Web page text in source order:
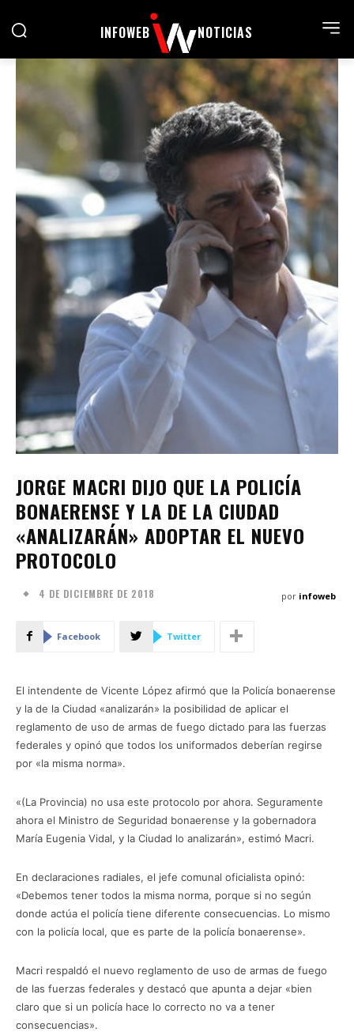
INFOWEB NOTICIAS
JORGE MACRI DIJO QUE LA POLICÍA
BONAERENSE Y LA DE LA CIUDAD
«ANALIZARÁN» ADOPTAR EL NUEVO
PROTOCOLO
4 DE DICIEMBRE DE 2018 por infoweb
Facebook Twitter
El intendente de Vicente López afirmó que la Policía bonaerense
y la de la Ciudad «analizarán» la posibilidad de aplicar el
reglamento de uso de armas de fuego dictado para las fuerzas
federales y opinó que todos los uniformados deberían regirse
por «la misma norma».
«(La Provincia) no usa este protocolo por ahora. Seguramente
ahora el Ministro de Seguridad bonaerense y la gobernadora
María Eugenia Vidal, y la Ciudad lo analizarán», estimó Macri.
En declaraciones radiales, el jefe comunal oficialista opinó:
«Debemos tener todos la misma norma, porque si no según
donde actúa el policía tiene diferente consecuencias. Lo mismo
con la policía local, que es parte de la policía bonaerense».
Macri respaldó el nuevo reglamento de uso de armas de fuego
de las fuerzas federales y destacó que apunta a dejar «bien
claro que si un policía hace lo correcto no va a tener
consecuencias».